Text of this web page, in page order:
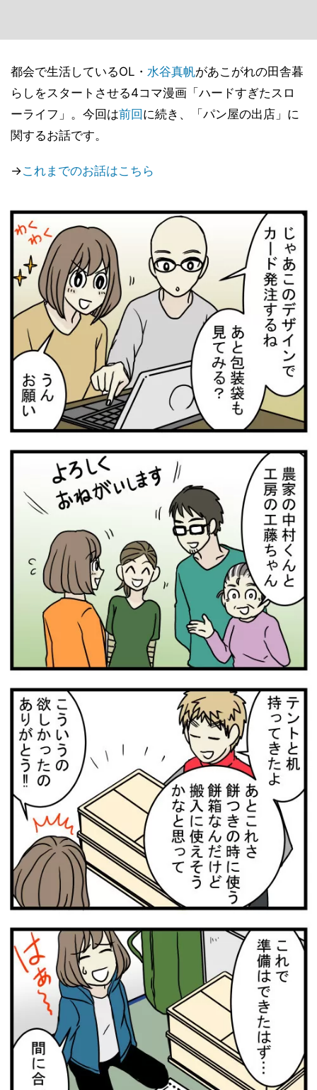
都会で生活しているOL・ 水谷真帆があこがれの田舎暮
らしをスタートさせる4コマ漫画「ハードすぎたスロ
ーライフ」。今回は前回 に続き、「パン屋の出店」に
関するお話です。
→これまでのお話はこちら